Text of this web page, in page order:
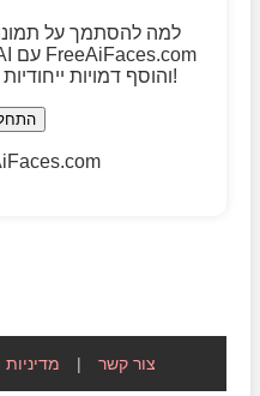
למה להסתמך על
והוסף דמויות ייחודיות לפרויקטים שלך עוד היום!
צור קשר |